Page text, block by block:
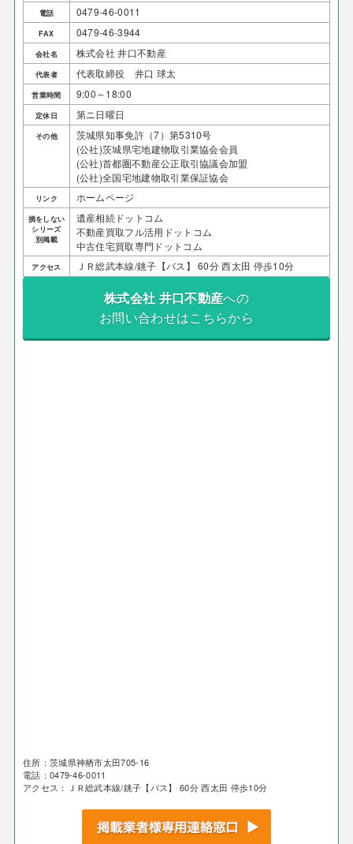
電話 0479-46-0011
FAX 0479-46-3944
会社名 株式会社 井口不動産
代表者 代表取締役 井口 球太
営業時間 9:00～18:00
定休日 第ニ日曜日
その他
茨城県知事免許（7）第5310号
(公社)茨城県宅地建物取引業協会会員
(公社)首都圏不動産公正取引協議会加盟
(公社)全国宅地建物取引業保証協会
リンク ホームページ
損をしない
シリーズ
別掲載
遺産相続ドットコム
不動産買取フル活用ドットコム
中古住宅買取専門ドットコム
アクセス ＪＲ総武本線/銚子【バス】 60分 西太田 停歩10分
株式会社 井口不動産への
お問い合わせはこちらから
住所：茨城県神栖市太田705-16
電話：0479-46-0011
アクセス：ＪＲ総武本線/銚子【バス】 60分 西太田 停歩10分